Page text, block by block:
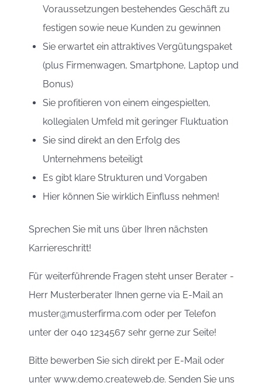
Voraussetzungen bestehendes Geschäft zu
festigen sowie neue Kunden zu gewinnen
Sie erwartet ein attraktives Vergütungspaket
(plus Firmenwagen, Smartphone, Laptop und
Bonus)
Sie profitieren von einem eingespielten,
kollegialen Umfeld mit geringer Fluktuation
Sie sind direkt an den Erfolg des
Unternehmens beteiligt
Es gibt klare Strukturen und Vorgaben
Hier können Sie wirklich Einfluss nehmen!
Sprechen Sie mit uns über Ihren nächsten
Karriereschritt!
Für weiterführende Fragen steht unser Berater -
Herr Musterberater Ihnen gerne via E-Mail an
muster@musterfirma.com oder per Telefon
unter der 040 1234567 sehr gerne zur Seite!
Bitte bewerben Sie sich direkt per E-Mail oder
unter www.demo.createweb.de. Senden Sie uns